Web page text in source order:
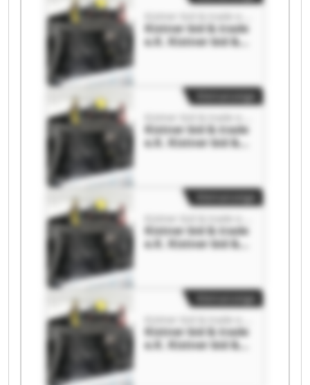
Kistner bid & trade
e.K. Kistner bid &
Kistner bid & trade
e.K. Kistner bid &
Kleinanzeige
Kistner bid & trade
e.K. Kistner bid &
Kleinanzeige
Kistner bid & trade
e.K. Kistner bid &
Kleinanzeige